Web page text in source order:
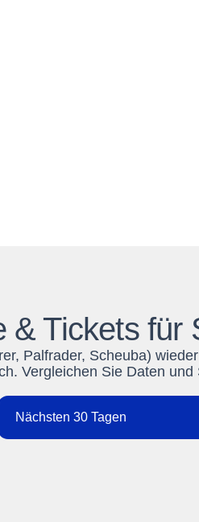
& Tickets
Palfrader, Scheuba)
Vergleichen Sie Daten
Nächsten 30 Tagen